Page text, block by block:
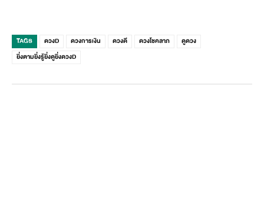
TAGS ดวงD ดวงการเงิน ดวงดี ดวงโชคลาภ
ดูดวง
ยิ่งตามยิ่งรู้ยิ่งดูยิ่งดวงD